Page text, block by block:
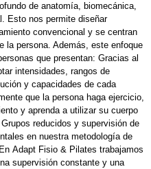
de anatomía, biomecánica,
Esto nos permite diseñar
convencional y se centran
la persona. Además, este enfoque
que presentan: Gracias al
intensidades, rangos de
y capacidades de cada
que la persona haga ejercicio,
y aprenda a utilizar su cuerpo
reducidos y supervisión de
en nuestra metodología de
Adapt Fisio & Pilates trabajamos
supervisión constante y una